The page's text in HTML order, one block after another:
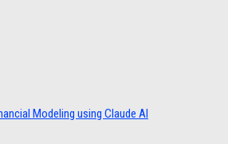
Modeling using Claude AI